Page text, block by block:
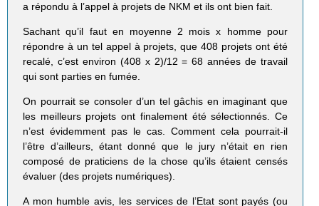
a répondu à l’appel à projets de NKM et ils ont bien fait.
Sachant qu’il faut en moyenne 2 mois x homme pour
répondre à un tel appel à projets, que 408 projets ont été
recalé, c’est environ (408 x 2)/12 = 68 années de travail
qui sont parties en fumée.
On pourrait se consoler d’un tel gâchis en imaginant que
les meilleurs projets ont finalement été sélectionnés. Ce
n’est évidemment pas le cas. Comment cela pourrait-il
l’être d’ailleurs, étant donné que le jury n’était en rien
composé de praticiens de la chose qu’ils étaient censés
évaluer (des projets numériques).
A mon humble avis, les services de l’Etat sont payés (ou